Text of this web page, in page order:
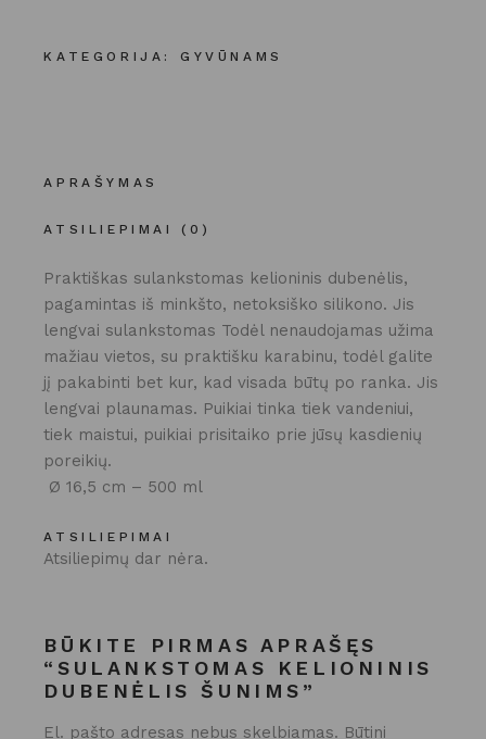
KATEGORIJA: GYVŪNAMS
APRAŠYMAS
ATSILIEPIMAI (0)
Praktiškas sulankstomas kelioninis dubenėlis,
pagamintas iš minkšto, netoksiško silikono. Jis
lengvai sulankstomas Todėl nenaudojamas užima
mažiau vietos, su praktišku karabinu, todėl galite
jį pakabinti bet kur, kad visada būtų po ranka. Jis
lengvai plaunamas. Puikiai tinka tiek vandeniui,
tiek maistui, puikiai prisitaiko prie jūsų kasdienių
poreikių.
Ø 16,5 cm – 500 ml
ATSILIEPIMAI
Atsiliepimų dar nėra.
BŪKITE PIRMAS APRAŠĘS
“SULANKSTOMAS KELIONINIS
DUBENĖLIS ŠUNIMS”
El. pašto adresas nebus skelbiamas. Būtini